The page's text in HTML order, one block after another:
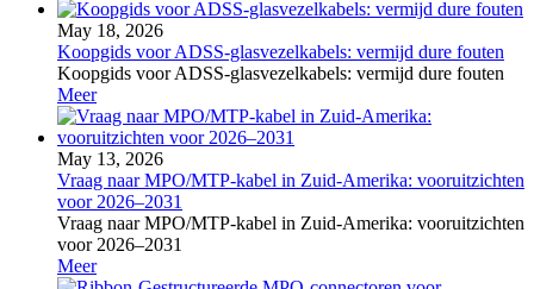
May 18, 2026
Koopgids voor ADSS-glasvezelkabels: vermijd dure fouten
Koopgids voor ADSS-glasvezelkabels: vermijd dure fouten
Meer
May 13, 2026
Vraag naar MPO/MTP-kabel in Zuid-Amerika: vooruitzichten
voor 2026–2031
Vraag naar MPO/MTP-kabel in Zuid-Amerika: vooruitzichten
voor 2026–2031
Meer